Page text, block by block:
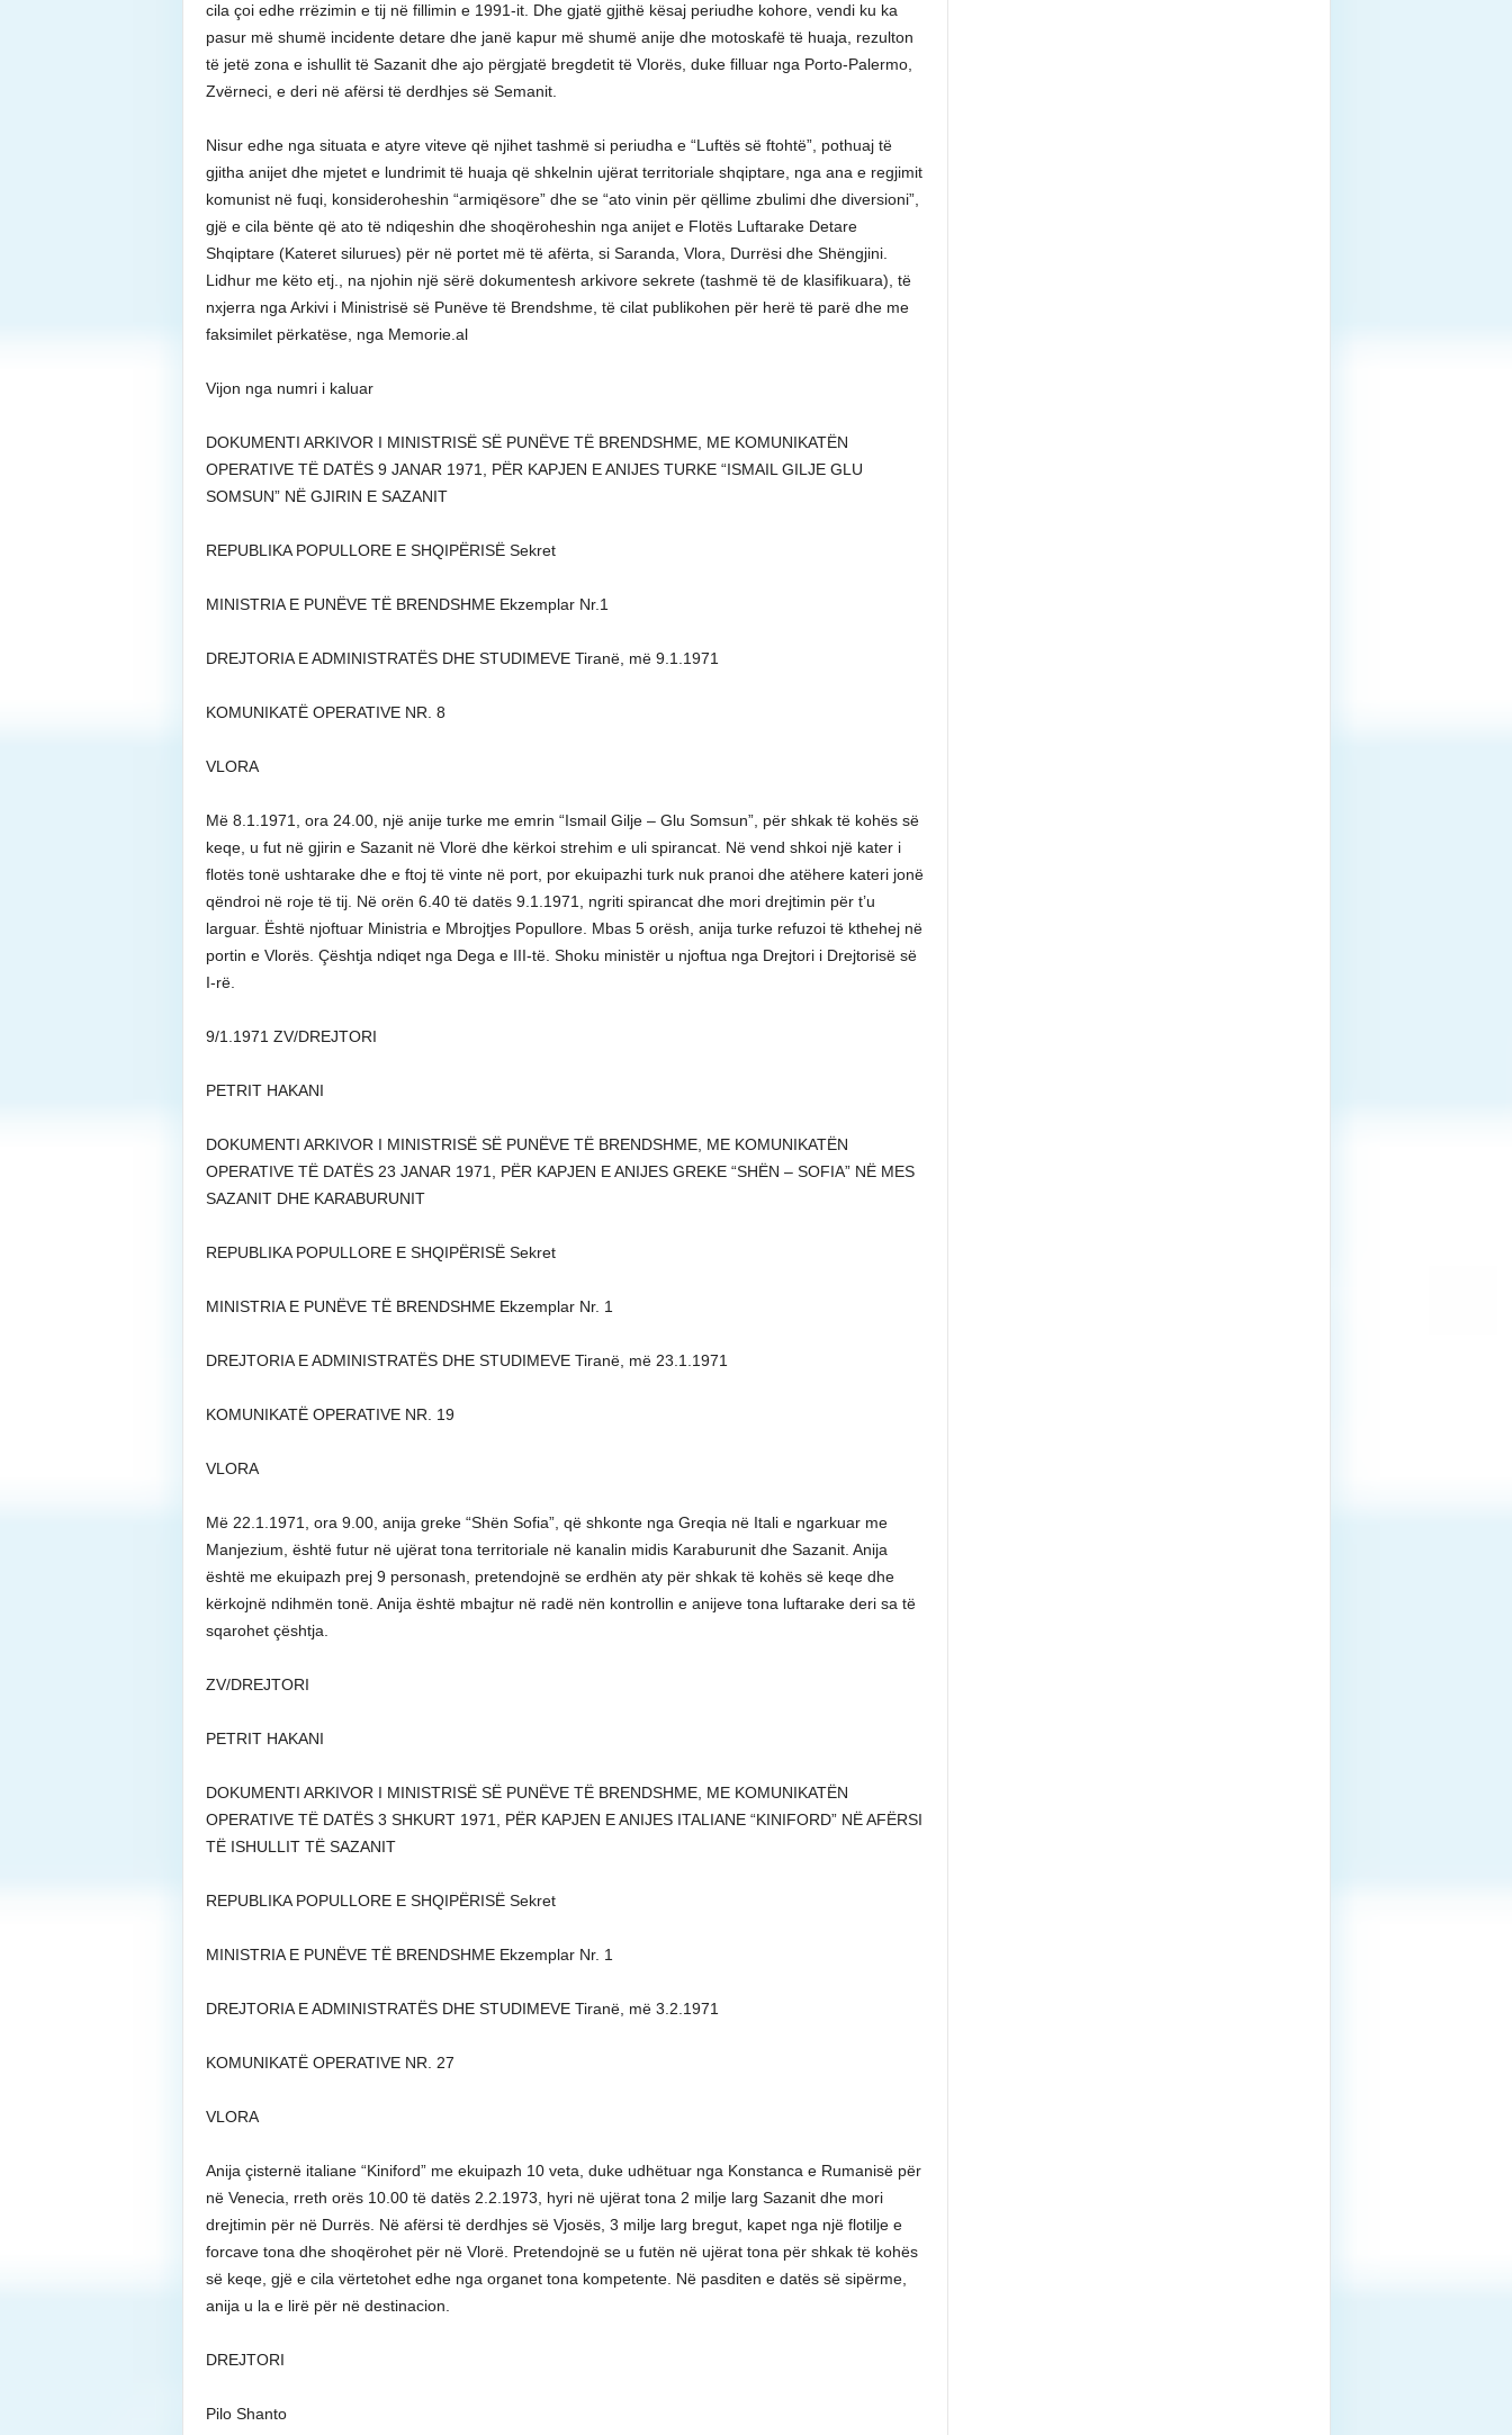
cila çoi edhe rrëzimin e tij në fillimin e 1991-it. Dhe gjatë gjithë kësaj periudhe kohore, vendi ku ka
pasur më shumë incidente detare dhe janë kapur më shumë anije dhe motoskafë të huaja, rezulton
të jetë zona e ishullit të Sazanit dhe ajo përgjatë bregdetit të Vlorës, duke filluar nga Porto-Palermo,
Zvërneci, e deri në afërsi të derdhjes së Semanit.
Nisur edhe nga situata e atyre viteve që njihet tashmë si periudha e “Luftës së ftohtë”, pothuaj të
gjitha anijet dhe mjetet e lundrimit të huaja që shkelnin ujërat territoriale shqiptare, nga ana e regjimit
komunist në fuqi, konsideroheshin “armiqësore” dhe se “ato vinin për qëllime zbulimi dhe diversioni”,
gjë e cila bënte që ato të ndiqeshin dhe shoqëroheshin nga anijet e Flotës Luftarake Detare
Shqiptare (Kateret silurues) për në portet më të afërta, si Saranda, Vlora, Durrësi dhe Shëngjini.
Lidhur me këto etj., na njohin një sërë dokumentesh arkivore sekrete (tashmë të de klasifikuara), të
nxjerra nga Arkivi i Ministrisë së Punëve të Brendshme, të cilat publikohen për herë të parë dhe me
faksimilet përkatëse, nga Memorie.al
Vijon nga numri i kaluar
DOKUMENTI ARKIVOR I MINISTRISË SË PUNËVE TË BRENDSHME, ME KOMUNIKATËN
OPERATIVE TË DATËS 9 JANAR 1971, PËR KAPJEN E ANIJES TURKE “ISMAIL GILJE GLU
SOMSUN” NË GJIRIN E SAZANIT
REPUBLIKA POPULLORE E SHQIPËRISË Sekret
MINISTRIA E PUNËVE TË BRENDSHME Ekzemplar Nr.1
DREJTORIA E ADMINISTRATËS DHE STUDIMEVE Tiranë, më 9.1.1971
KOMUNIKATË OPERATIVE NR. 8
VLORA
Më 8.1.1971, ora 24.00, një anije turke me emrin “Ismail Gilje – Glu Somsun”, për shkak të kohës së
keqe, u fut në gjirin e Sazanit në Vlorë dhe kërkoi strehim e uli spirancat. Në vend shkoi një kater i
flotës tonë ushtarake dhe e ftoj të vinte në port, por ekuipazhi turk nuk pranoi dhe atëhere kateri jonë
qëndroi në roje të tij. Në orën 6.40 të datës 9.1.1971, ngriti spirancat dhe mori drejtimin për t’u
larguar. Është njoftuar Ministria e Mbrojtjes Popullore. Mbas 5 orësh, anija turke refuzoi të kthehej në
portin e Vlorës. Çështja ndiqet nga Dega e III-të. Shoku ministër u njoftua nga Drejtori i Drejtorisë së
I-rë.
9/1.1971 ZV/DREJTORI
PETRIT HAKANI
DOKUMENTI ARKIVOR I MINISTRISË SË PUNËVE TË BRENDSHME, ME KOMUNIKATËN
OPERATIVE TË DATËS 23 JANAR 1971, PËR KAPJEN E ANIJES GREKE “SHËN – SOFIA” NË MES
SAZANIT DHE KARABURUNIT
REPUBLIKA POPULLORE E SHQIPËRISË Sekret
MINISTRIA E PUNËVE TË BRENDSHME Ekzemplar Nr. 1
DREJTORIA E ADMINISTRATËS DHE STUDIMEVE Tiranë, më 23.1.1971
KOMUNIKATË OPERATIVE NR. 19
VLORA
Më 22.1.1971, ora 9.00, anija greke “Shën Sofia”, që shkonte nga Greqia në Itali e ngarkuar me
Manjezium, është futur në ujërat tona territoriale në kanalin midis Karaburunit dhe Sazanit. Anija
është me ekuipazh prej 9 personash, pretendojnë se erdhën aty për shkak të kohës së keqe dhe
kërkojnë ndihmën tonë. Anija është mbajtur në radë nën kontrollin e anijeve tona luftarake deri sa të
sqarohet çështja.
ZV/DREJTORI
PETRIT HAKANI
DOKUMENTI ARKIVOR I MINISTRISË SË PUNËVE TË BRENDSHME, ME KOMUNIKATËN
OPERATIVE TË DATËS 3 SHKURT 1971, PËR KAPJEN E ANIJES ITALIANE “KINIFORD” NË AFËRSI
TË ISHULLIT TË SAZANIT
REPUBLIKA POPULLORE E SHQIPËRISË Sekret
MINISTRIA E PUNËVE TË BRENDSHME Ekzemplar Nr. 1
DREJTORIA E ADMINISTRATËS DHE STUDIMEVE Tiranë, më 3.2.1971
KOMUNIKATË OPERATIVE NR. 27
VLORA
Anija çisternë italiane “Kiniford” me ekuipazh 10 veta, duke udhëtuar nga Konstanca e Rumanisë për
në Venecia, rreth orës 10.00 të datës 2.2.1973, hyri në ujërat tona 2 milje larg Sazanit dhe mori
drejtimin për në Durrës. Në afërsi të derdhjes së Vjosës, 3 milje larg bregut, kapet nga një flotilje e
forcave tona dhe shoqërohet për në Vlorë. Pretendojnë se u futën në ujërat tona për shkak të kohës
së keqe, gjë e cila vërtetohet edhe nga organet tona kompetente. Në pasditen e datës së sipërme,
anija u la e lirë për në destinacion.
DREJTORI
Pilo Shanto